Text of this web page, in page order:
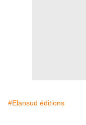
#Elansud éditions